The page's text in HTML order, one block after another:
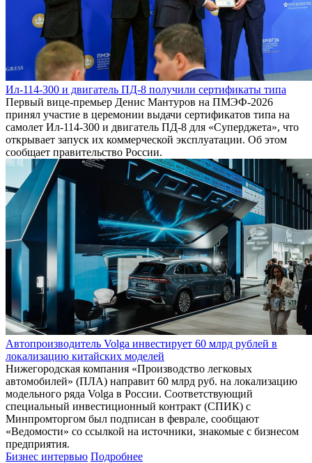
Ил-114-300 и двигатель ПД-8 получили сертификаты типа
Первый вице-премьер Денис Мантуров на ПМЭФ-2026
принял участие в церемонии выдачи сертификатов типа на
самолет Ил-114-300 и двигатель ПД-8 для «Суперджета», что
открывает запуск их коммерческой эксплуатации. Об этом
сообщает правительство России.
Автопроизводитель Volga инвестирует 60 млрд рублей в
локализацию китайских моделей
Нижегородская компания «Производство легковых
автомобилей» (ПЛА) направит 60 млрд руб. на локализацию
модельного ряда Volga в России. Соответствующий
специальный инвестиционный контракт (СПИК) с
Минпромторгом был подписан в феврале, сообщают
«Ведомости» со ссылкой на источники, знакомые с бизнесом
предприятия.
Бизнес интервью Подробнее